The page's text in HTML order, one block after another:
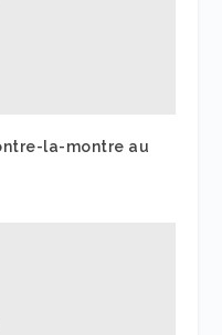
la-montre au